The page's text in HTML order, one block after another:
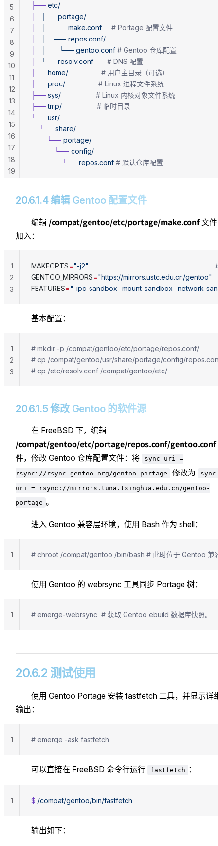
├── etc/
   ├──
portage/
   ├──
make.conf
     # Portage 配置文件
   └──
repos.conf/
       └──
gentoo.conf # Gentoo 仓库配置
   └──
resolv.conf
       # DNS 配置
├── home/
                 # 用户主目录（可选）
├── proc/
                 # Linux 进程文件系统
├── sys/
                  # Linux 内核对象文件系统
├── tmp/
                  # 临时目录
└── usr/
    └──
share/
        └──
portage/
            └──
config/
                └──
repos.conf # 默认仓库配置
5
6
7
8
9
10
11
12
13
14
15
16
17
18
19
20.6.1.4 编辑 Gentoo 配置文件
编辑 /compat/gentoo/etc/portage/make.conf文
加入：
MAKEOPTS="-j2"
GENTOO_MIRRORS="https://mirrors.ustc.edu.cn/gentoo"
FEATURES="-ipc-sandbox -mount-sandbox -network-
1
2
3
基本配置：
# mkdir -p /compat/gentoo/etc/portage/repos.conf/
# cp /compat/gentoo/usr/share/portage/config/
# cp /etc/resolv.conf /compat/gentoo/etc/
1
2
3
20.6.1.5 修改 Gentoo 的软件源
在 FreeBSD 下，编辑
/compat/gentoo/etc/portage/repos.conf/gentoo.conf
件，修改 Gentoo 仓库配置文件：将
sync-uri =
rsync://rsync.gentoo.org/gentoo-portage
修改为
uri = rsync://mirrors.tuna.tsinghua.edu.cn/gentoo-
portage 。
进入 Gentoo 兼容层环境，使用 Bash 作为 shell：
# chroot /compat/gentoo /bin/bash # 此时位于 Gentoo 兼
1
使用 Gentoo 的 webrsync 工具同步 Portage 树：
# emerge-webrsync	# 获取 Gentoo ebuild 数据库快照。
1
20.6.2 测试使用
使用 Gentoo Portage 安装 fastfetch 工具，并显示详
输出：
# emerge -ask fastfetch
1
可以直接在 FreeBSD 命令行运行 fastfetch ：
$ /compat/gentoo/bin/fastfetch
1
输出如下：